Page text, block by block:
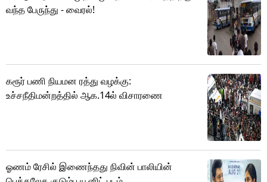
வந்த பேருந்து - வைரல்!
கரூர் பணி நியமன ரத்து வழக்கு:
உச்சநீதிமன்றத்தில் ஆக.14ல் விசாரணை
ஓணம் ரேசில் இணைந்தது நிவின் பாலியின்